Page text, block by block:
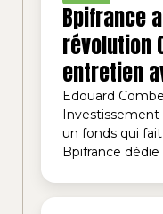
Bpifrance
révolution
entretien
Edouard
Investissement
un fonds qui
Bpifrance